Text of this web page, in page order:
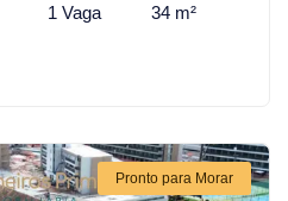
1 Vaga 34 m²
Pronto para Morar